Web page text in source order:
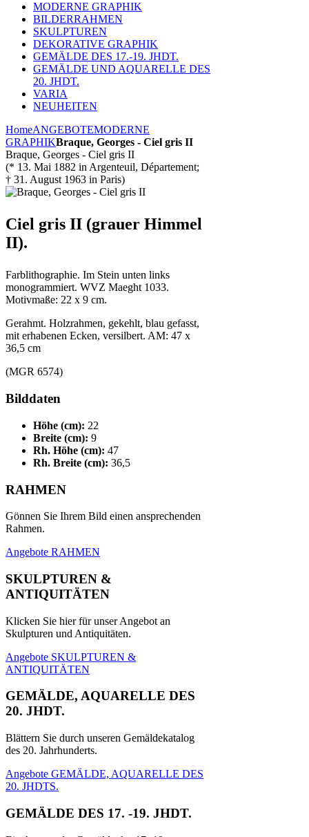
MODERNE GRAPHIK
BILDERRAHMEN
SKULPTUREN
DEKORATIVE GRAPHIK
GEMÄLDE DES 17.-19. JHDT.
GEMÄLDE UND AQUARELLE DES
20. JHDT.
VARIA
NEUHEITEN
HomeANGEBOTEMODERNE
GRAPHIKBraque, Georges - Ciel gris II
Braque, Georges - Ciel gris II
(* 13. Mai 1882 in Argenteuil, Département;
† 31. August 1963 in Paris)
Ciel gris II (grauer Himmel
II).
Farblithographie. Im Stein unten links
monogrammiert. WVZ Maeght 1033.
Motivmaße: 22 x 9 cm.
Gerahmt. Holzrahmen, gekehlt, blau gefasst,
mit erhabenen Ecken, versilbert. AM: 47 x
36,5 cm
(MGR 6574)
Bilddaten
Höhe (cm): 22
Breite (cm): 9
Rh. Höhe (cm): 47
Rh. Breite (cm): 36,5
RAHMEN
Gönnen Sie Ihrem Bild einen ansprechenden
Rahmen.
Angebote RAHMEN
SKULPTUREN &
ANTIQUITÄTEN
Klicken Sie hier für unser Angebot an
Skulpturen und Antiquitäten.
Angebote SKULPTUREN &
ANTIQUITÄTEN
GEMÄLDE, AQUARELLE DES
20. JHDT.
Blättern Sie durch unseren Gemäldekatalog
des 20. Jahrhunderts.
Angebote GEMÄLDE, AQUARELLE DES
20. JHDTS.
GEMÄLDE DES 17. -19. JHDT.